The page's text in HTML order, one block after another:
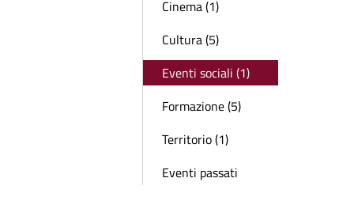
Cinema (1)
Cultura (5)
Eventi sociali (1)
Formazione (5)
Territorio (1)
Eventi passati